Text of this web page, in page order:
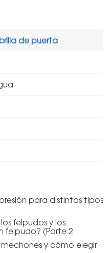
de puerta
para distintos tipos
felpudos y los
felpudo? (Parte 2
y cómo elegir